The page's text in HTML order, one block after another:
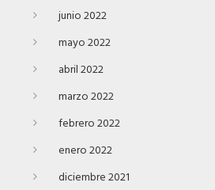
junio 2022
mayo 2022
abril 2022
marzo 2022
febrero 2022
enero 2022
diciembre 2021